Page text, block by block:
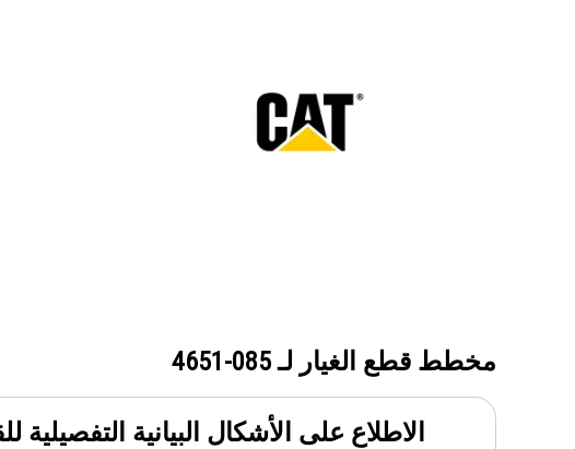
مخطط قطع الغيار لـ085-4651
الاطلاع على الأشكال البيانية التفصيلية